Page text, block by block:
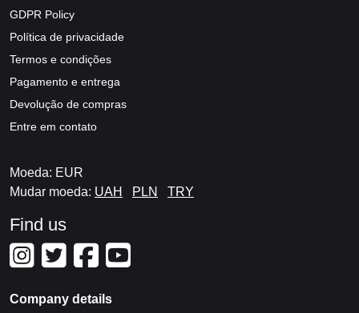
GDPR Policy
Política de privacidade
Termos e condições
Pagamento e entrega
Devolução de compras
Entre em contato
Moeda: EUR
Mudar moeda: UAH PLN TRY
Find us
Company details